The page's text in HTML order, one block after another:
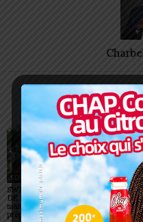
ARTICLES
SOCIÉTÉ
SWEDD+ Togo / ECOLE
DE LA CHANCE : les
maitres-artisans se
préparent à transmettre
SOCIÉTÉ
Glory
Badu fait
milliers
Lomé